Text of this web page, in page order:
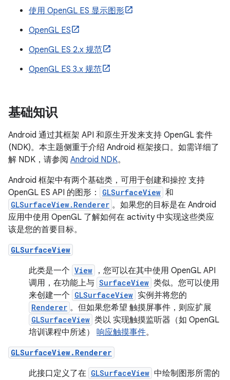
使用 OpenGL ES 显示图形
OpenGL ES
OpenGL ES 2.x 规范
OpenGL ES 3.x 规范
基础知识
Android 通过其框架 API 和原生开发来支持 OpenGL 套件
(NDK)。本主题侧重于介绍 Android 框架接口。如需详细了
解 NDK，请参阅 Android NDK。
Android 框架中有两个基础类，可用于创建和操控 支持
OpenGL ES API 的图形：
GLSurfaceView 和
GLSurfaceView.Renderer 。如果您的目标是在 Android
应用中使用 OpenGL 了解如何在 activity 中实现这些类应
该是您的首要目标。
GLSurfaceView
此类是一个 View
，您可以在其中使用 OpenGL API
调用，在功能上与 SurfaceView 类似。您可以使用
来创建一个 GLSurfaceView 实例并将您的
Renderer 。但如果您希望 触摸屏事件，则应扩展
GLSurfaceView 类以 实现触摸监听器（如 OpenGL
培训课程中所述） 响应触摸事件。
GLSurfaceView.Renderer
此接口定义了在 GLSurfaceView 中绘制图形所需的